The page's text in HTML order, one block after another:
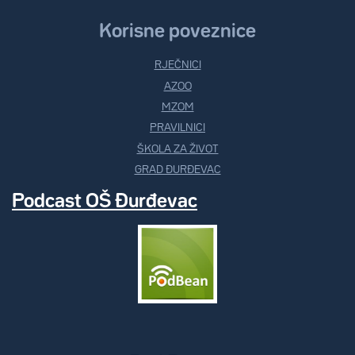
Korisne poveznice
RJEČNICI
AZOO
MZOM
PRAVILNICI
ŠKOLA ZA ŽIVOT
GRAD ĐURĐEVAC
Podcast OŠ Đurđevac